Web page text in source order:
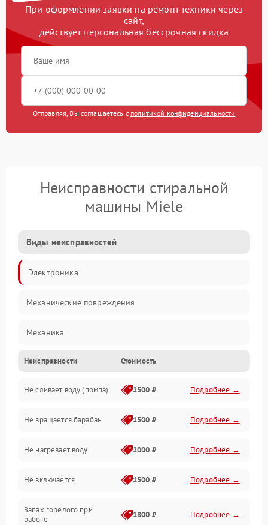
При оформлении заявки на ремонт техники через
сайт,
действует персональная бессрочная скидка
Отправляя, Вы соглашаетесь с политикой конфиденциальности
Неисправности стиральной
машины Miele
Виды неисправностей
Электроника
Механические повреждения
Механика
Электропитание
Водоснабжение
Слив
Программное обеспечение
Неисправности Стоимость
Не сливает воду (помпа) 2500 ₽ Подробнее →
Не вращается барабан 1500 ₽ Подробнее →
Не нагревает воду 2000 ₽ Подробнее →
Не включается 1500 ₽ Подробнее →
Запах горелого при
работе
1800 ₽ Подробнее →